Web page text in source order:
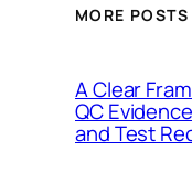
MORE POSTS
A Clear
QC
and Test